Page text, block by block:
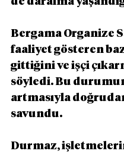
Bergama Organize
faaliyet gösteren
gittiğini ve işçi
söyledi. Bu
artmasıyla
savundu.
Durmaz,